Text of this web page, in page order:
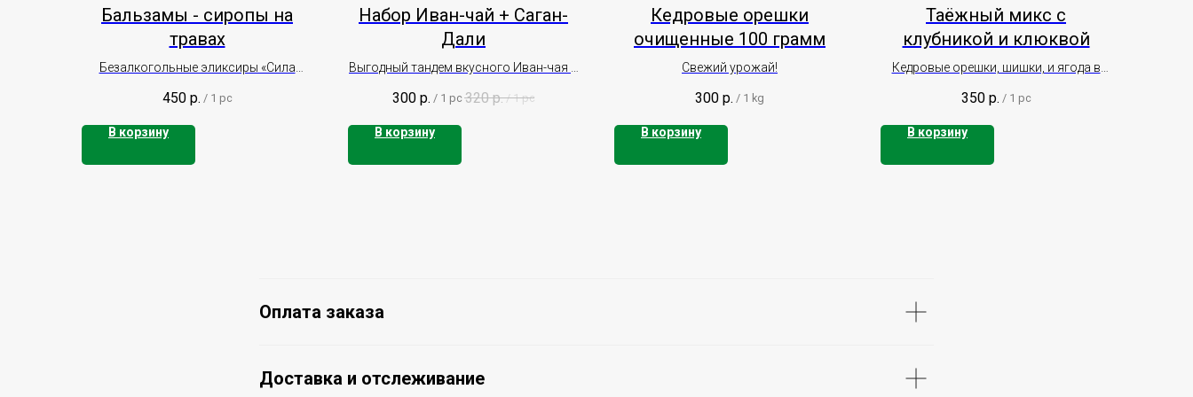
Бальзамы - сиропы на
травах
Безалкогольные эликсиры «Сила
450 р. / 1 pc
В корзину
Набор Иван-чай + Саган-
Дали
Выгодный тандем вкусного Иван-чая с
300 р. / 1 pc 320 р. / 1 pc
В корзину
Кедровые орешки
очищенные 100 грамм
Свежий урожай!
300 р. / 1 kg
В корзину
Таёжный микс с
клубникой и клюквой
Кедровые орешки, шишки, и ягода в
350 р. / 1 pc
В корзину
Оплата заказа
Доставка и отслеживание